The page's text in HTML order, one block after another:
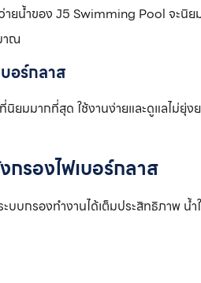
ายน้ำของ J5 Swimming Pool จะนิ
าณ
อร์กลาส
ยมมากที่สุด ใช้งานง่ายและดูแลไม่ยุ่ง
กรองไฟเบอร์กลาส
บกรองทำงานได้เต็มประสิทธิภาพ น้ำ